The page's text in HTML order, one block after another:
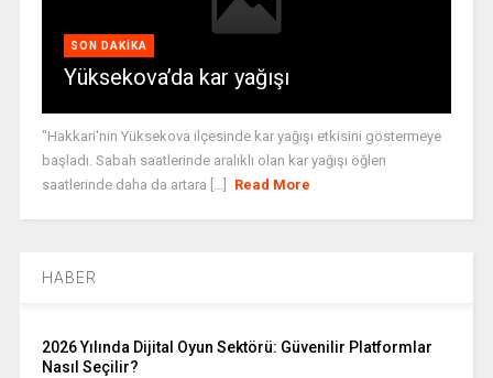
SON DAKIKA
Yüksekova’da kar yağışı
"Hakkari'nin Yüksekova ilçesinde kar yağışı etkisini göstermeye
başladı. Sabah saatlerinde aralıklı olan kar yağışı öğlen
saatlerinde daha da artara [...]
Read More
HABER
2026 Yılında Dijital Oyun Sektörü: Güvenilir Platformlar
Nasıl Seçilir?